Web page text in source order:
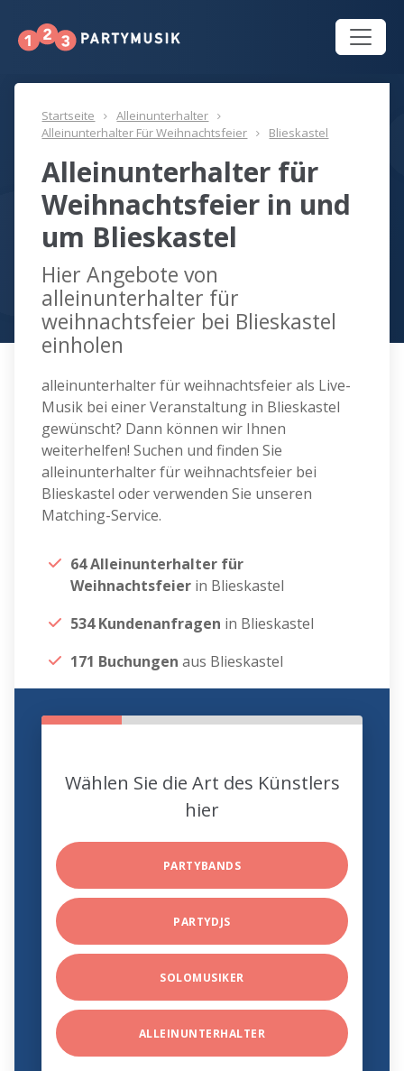
Startseite
Alleinunterhalter
Alleinunterhalter Für Weihnachtsfeier
Blieskastel
Alleinunterhalter für
Weihnachtsfeier in und
um Blieskastel
Hier Angebote von
alleinunterhalter für
weihnachtsfeier bei Blieskastel
einholen
alleinunterhalter für weihnachtsfeier als Live-
Musik bei einer Veranstaltung in Blieskastel
gewünscht? Dann können wir Ihnen
weiterhelfen! Suchen und finden Sie
alleinunterhalter für weihnachtsfeier bei
Blieskastel oder verwenden Sie unseren
Matching-Service.
64 Alleinunterhalter für
Weihnachtsfeier in Blieskastel
534 Kundenanfragen in Blieskastel
171 Buchungen aus Blieskastel
Wählen Sie die Art des Künstlers
hier
PARTYBANDS
PARTYDJS
SOLOMUSIKER
ALLEINUNTERHALTER